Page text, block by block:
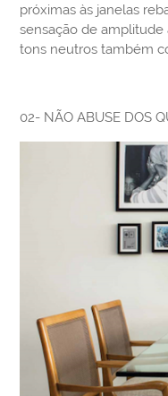
próximas às janelas
sensação de amplitude
tons neutros também
02- NÃO ABUSE DOS